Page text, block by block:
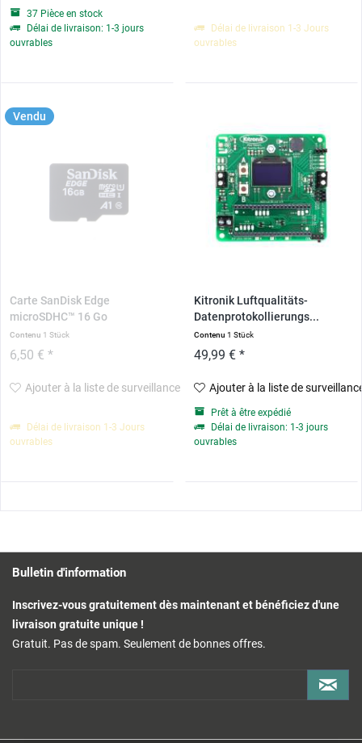
37 Pièce en stock
Délai de livraison: 1-3 jours
ouvrables
Délai de livraison 1-3 Jours
ouvrables
Vendu
Carte SanDisk Edge
microSDHC™ 16 Go
Contenu 1 Stück
6,50 € *
Ajouter à la liste de surveillance
Délai de livraison 1-3 Jours
ouvrables
Kitronik Luftqualitäts-
Datenprotokollierungs...
Contenu 1 Stück
49,99 € *
Ajouter à la liste de
Prêt à être expédié
Délai de livraison: 1-3 jours
ouvrables
Bulletin d'information
Inscrivez-vous gratuitement dès maintenant et bénéficiez d'une
livraison gratuite unique !
Gratuit. Pas de spam. Seulement de bonnes offres.